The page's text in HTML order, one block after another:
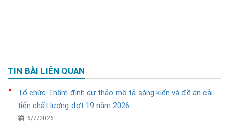
TIN BÀI LIÊN QUAN
Tổ chức Thẩm định dự thảo mô tả sáng kiến và đề án cải
tiến chất lượng đợt 19 năm 2026
6/7/2026